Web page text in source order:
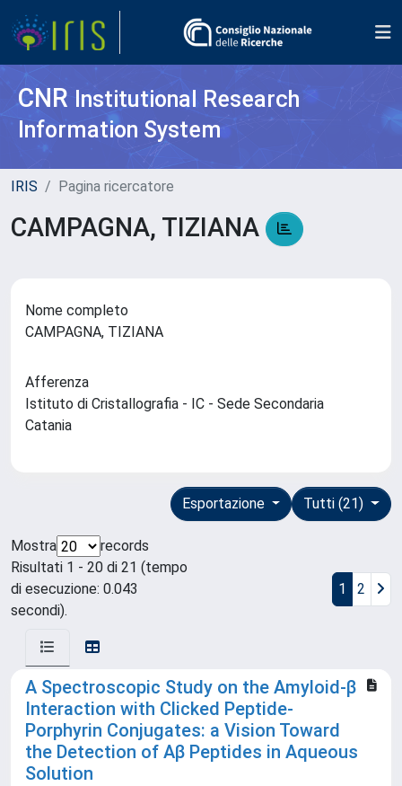
CNR Institutional Research
Information System
IRIS Pagina ricercatore
CAMPAGNA, TIZIANA
Nome completo
CAMPAGNA, TIZIANA
Afferenza
Istituto di Cristallografia - IC - Sede Secondaria
Catania
Tutti (21)
Esportazione
Mostra
records
Risultati 1 - 20 di 21 (tempo
di esecuzione: 0.043
secondi).
1 2
A Spectroscopic Study on the Amyloid‐β
Interaction with Clicked Peptide‐
Porphyrin Conjugates: a Vision Toward
the Detection of Aβ Peptides in Aqueous
Solution